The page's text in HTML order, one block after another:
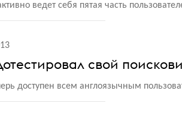
ведет себя пятая часть
свой
доступен всем англоязычным